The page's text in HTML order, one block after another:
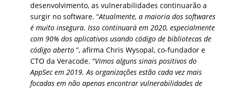
desenvolvimento, as vulnerabilidades continuarão a
surgir no software. “Atualmente, a maioria dos softwares
é muito insegura. Isso continuará em 2020, especialmente
com 90% dos aplicativos usando código de bibliotecas de
código aberto ”, afirma Chris Wysopal, co-fundador e
CTO da Veracode. “Vimos alguns sinais positivos do
AppSec em 2019. As organizações estão cada vez mais
focadas em não apenas encontrar vulnerabilidades de